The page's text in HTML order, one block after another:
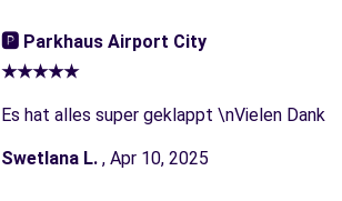
🅿︎ Parkhaus Airport City
★★★★★
Es hat alles super geklappt \nVielen Dank
Swetlana L. , Apr 10, 2025